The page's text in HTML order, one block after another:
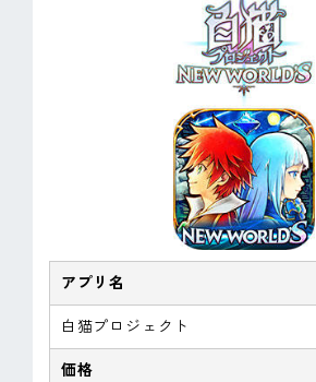
アプリ名
白猫プロジェクト
価格